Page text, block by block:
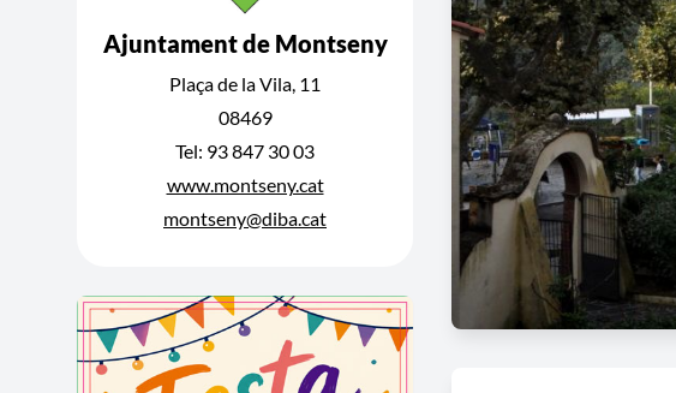
Ajuntament de Montseny
Plaça de la Vila, 11
08469
Tel: 93 847 30 03
www.montseny.cat
montseny@diba.cat